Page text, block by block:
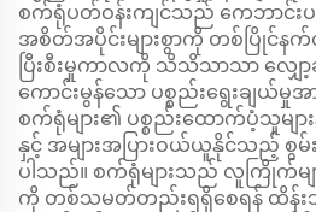
စက်ရုံပတ်ဝန်းကျင်သည် ကေဘာင်းပစ္
အစိတ်အပိုင်းများစွာကို တစ်ပြိုင်န
ပြီးစီးမှုကာလကို သိသိသာသာ လျှော့
ကောင်းမွန်သော ပစ္စည်းရွေးချယ်မှု
စက်ရုံများ၏ ပစ္စည်းထောက်ပံ့သူ
နှင့် အများအပြားဝယ်ယူနိုင်သည့် စွမ်း
ပါသည်။ စက်ရုံများသည် လူကြိုက်မျာ
ကို တစ်သမတ်တည်းရရှိစေရန် ထိန်းသိ